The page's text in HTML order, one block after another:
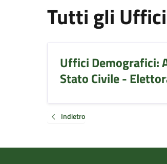
Tutti gli
Uffici Demografici:
Stato Civile -
Indietro